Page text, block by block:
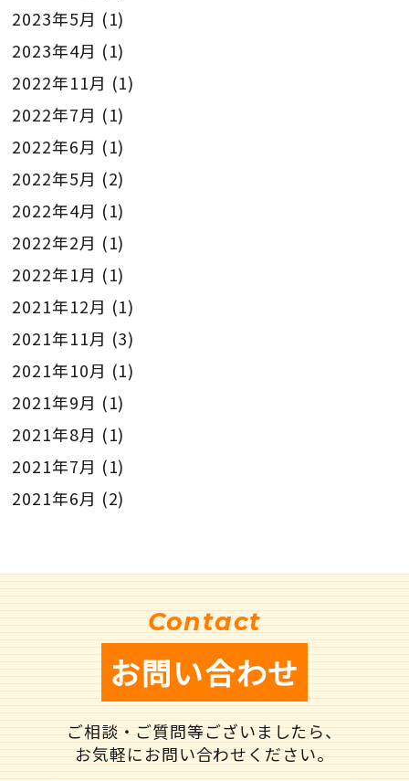
2023年5月 (1)
2023年4月 (1)
2022年11月 (1)
2022年7月 (1)
2022年6月 (1)
2022年5月 (2)
2022年4月 (1)
2022年2月 (1)
2022年1月 (1)
2021年12月 (1)
2021年11月 (3)
2021年10月 (1)
2021年9月 (1)
2021年8月 (1)
2021年7月 (1)
2021年6月 (2)
Contact
お問い合わせ
ご相談・ご質問等ございましたら、
お気軽にお問い合わせください。